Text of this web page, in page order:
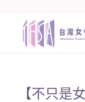
【不只是